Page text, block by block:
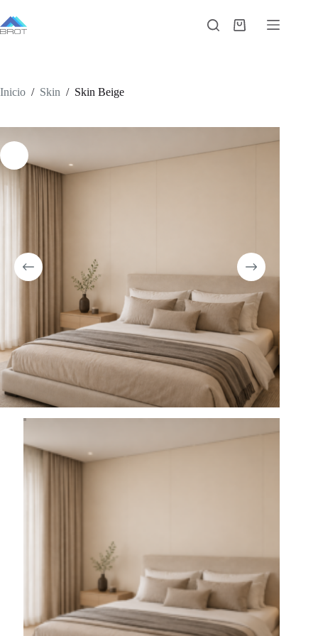
al
contenido
Carro
Inicio / Skin / Skin Beige